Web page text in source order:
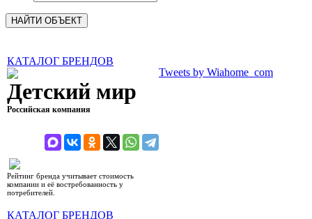
Tweets by Wiahome_com
КАТАЛОГ БРЕНДОВ
Детский мир
Российская компания
Рейтинг бренда учитывает стоимость
компании и её востребованность у
потребителей.
КАТАЛОГ БРЕНДОВ